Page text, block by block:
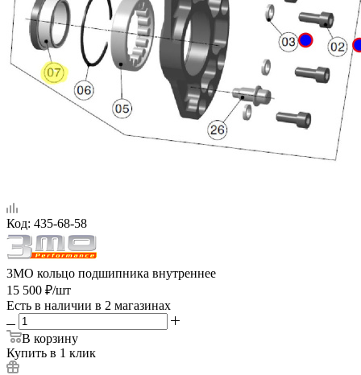
Код: 435-68-58
3MO кольцо подшипника внутреннее
15 500 ₽/шт
Есть в наличии в 2 магазинах
В корзину
Купить в 1 клик